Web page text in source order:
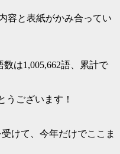
と表紙がかみ合ってい
は1,005,662語、累計で
うございます！
けて、今年だけでここま